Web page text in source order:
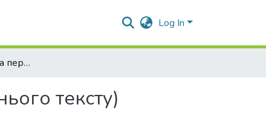
Log In
Реалії в оригіналі та перекладі (на матеріалі художнього тексту)
тексту)